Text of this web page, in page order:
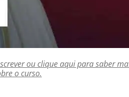
ou clique aqui para saber
o curso.